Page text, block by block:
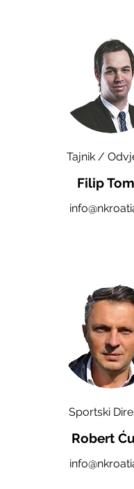
Tajnik /
Filip
Sportski
Robert